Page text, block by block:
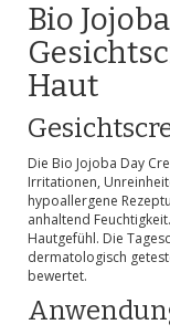
Bio
Haut
Die Bio Jojoba Day
Irritationen,
hypoallergene
anhaltend
Hautgefühl. Die
dermatologisch
bewertet.